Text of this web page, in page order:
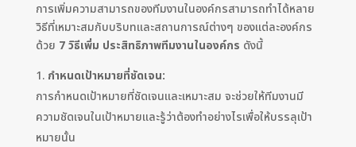
การเพิ่มความสามารถของทีมงานในองค์กรสามารถทำได้หลาย
วิธีที่เหมาะสมกับบริบทและสถานการณ์ต่างๆ ของแต่ละองค์กร
ด้วย 7 วิธีเพิ่ม ประสิทธิภาพทีมงานในองค์กร ดังนี้
กำหนดเป้าหมายที่ชัดเจน:
การกำหนดเป้าหมายที่ชัดเจนและเหมาะสม จะช่วยให้ทีมงานมี
ความชัดเจนในเป้าหมายและรู้ว่าต้องทำอย่างไรเพื่อให้บรรลุเป้า
หมายนั้น